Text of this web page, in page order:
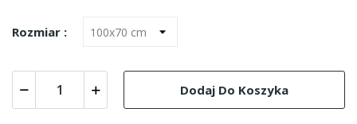
Rozmiar :
Dodaj Do Koszyka